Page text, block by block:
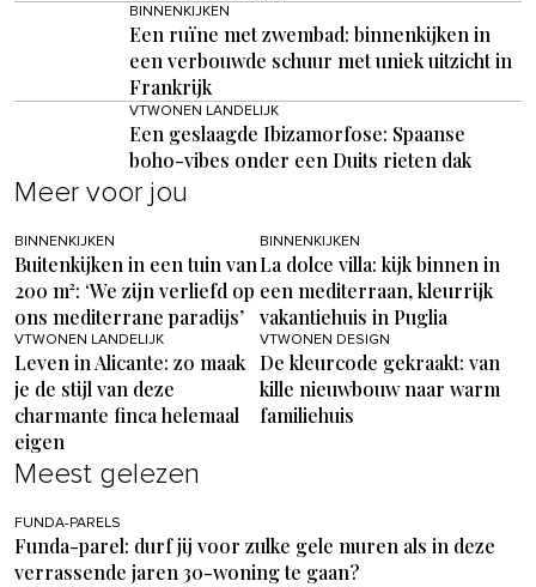
BINNENKIJKEN
Een ruïne met zwembad: binnenkijken in
een verbouwde schuur met uniek uitzicht in
Frankrijk
VTWONEN LANDELIJK
Een geslaagde Ibizamorfose: Spaanse
boho-vibes onder een Duits rieten dak
Meer voor jou
BINNENKIJKEN
Buitenkijken in een tuin van
200 m²: ‘We zijn verliefd op
ons mediterrane paradijs’
BINNENKIJKEN
La dolce villa: kijk binnen in
een mediterraan, kleurrijk
vakantiehuis in Puglia
VTWONEN LANDELIJK
Leven in Alicante: zo maak
je de stijl van deze
charmante finca helemaal
eigen
VTWONEN DESIGN
De kleurcode gekraakt: van
kille nieuwbouw naar warm
familiehuis
Meest gelezen
FUNDA-PARELS
Funda-parel: durf jij voor zulke gele muren als in deze
verrassende jaren 30-woning te gaan?